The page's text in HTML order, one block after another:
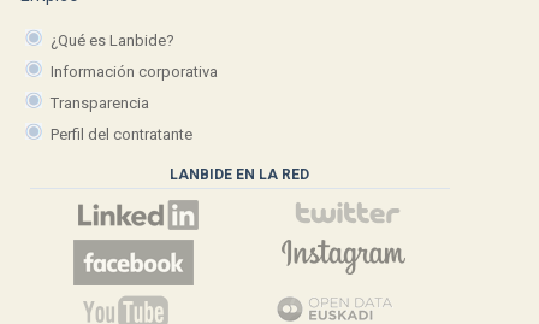
¿Qué es Lanbide?
Información corporativa
Transparencia
Perfil del contratante
LANBIDE EN LA RED